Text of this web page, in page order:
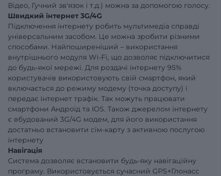
Відео, Гучний зв'язок і т.д.) можна за допомогою голосу.
Швидкий інтернет 3G/4G
Підключення інтернету робить мультимедіа справді
універсальним засобом. Це можна зробити різними
способами. Найпоширеніший – використання
внутрішнього модуля Wi-Fi, що дозволяє підключитися
до будь-якої мережі. Для роздачі інтернету 95%
користувачів використовують свій смартфон, який
включається до режиму модему (точка доступу) і
передає інтернет трафік. Так можуть працювати
смартфони Андроїд та IOS. Також джерелом інтернету
є вбудований 3G/4G модем, для його використання
достатньо встановити сім-карту з активною послугою
інтернету
Навігація
Система дозволяє встановити будь-яку навігаційну
програму. Використовується сучасний GPS+Глонасс